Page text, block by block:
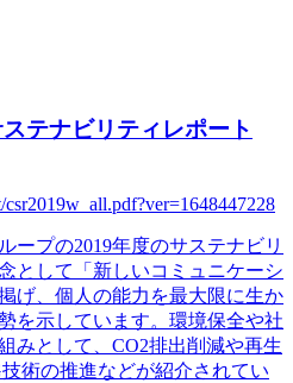
テナビリティレポート
ープの2019年度のサステナビリ
として「新しいコミュニケーシ
げ、個人の能力を最大限に生か
を示しています。環境保全や社
みとして、CO2排出削減や再生
術の推進などが紹介されてい